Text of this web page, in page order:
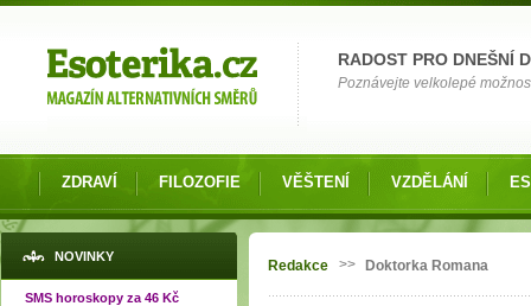
RADOST PRO DNEŠNÍ
Poznávejte velkolepé
ZDRAVÍ FILOZOFIE VĚŠTENÍ VZDĚLÁNÍ
NOVINKY
SMS horoskopy za 46 Kč
Jste zde
Redakce >> Doktorka Romana